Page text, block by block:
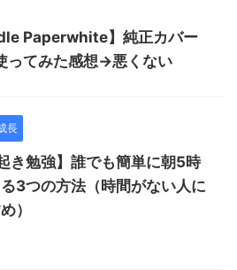
Paperwhite】純正カバー
ってみた感想→悪くない
長
き勉強】誰でも簡単に朝5時
3つの方法（時間がない人に
）